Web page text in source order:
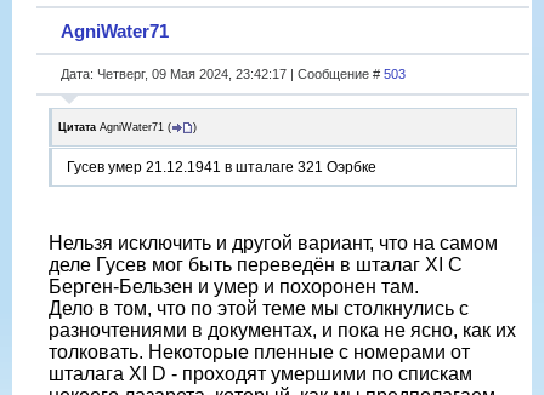
AgniWater71
Дата: Четверг, 09 Мая 2024, 23:42:17 | Сообщение # 503
Цитата AgniWater71 ( )
Гусев умер 21.12.1941 в шталаге 321 Оэрбке
Нельзя исключить и другой вариант, что на самом
деле Гусев мог быть переведëн в шталаг XI С
Берген-Бельзен и умер и похоронен там.
Дело в том, что по этой теме мы столкнулись с
разночтениями в документах, и пока не ясно, как их
толковать. Некоторые пленные с номерами от
шталага XI D - проходят умершими по спискам